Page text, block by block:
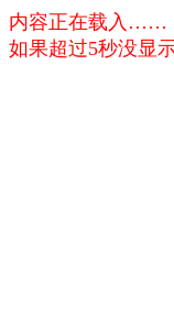
内容正在载入……
如果超过5秒没显